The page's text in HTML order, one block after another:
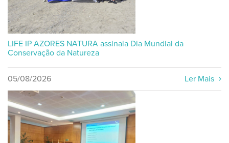
LIFE IP AZORES NATURA assinala Dia Mundial da
Conservação da Natureza
05/08/2026 Ler Mais